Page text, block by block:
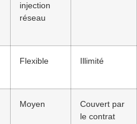
injection
réseau
Flexible Illimité
Moyen
Couvert par
le contrat